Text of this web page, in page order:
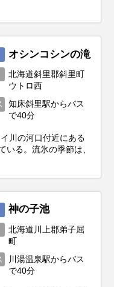
オシンコシンの滝
北海道斜里郡斜里町
ウトロ西
知床斜里駅からバス
で40分
川の河口付近にある
いる。流氷の季節は、
神の子池
北海道川上郡弟子屈
町
川湯温泉駅からバス
で40分